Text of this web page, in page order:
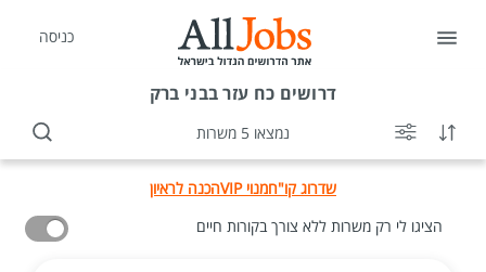
כניסה
דרושים כח עזר בבני ברק
נמצאו 5 משרות
שדרוג קו"חמנוי VIP
הכנה לראיון
הציגו לי רק משרות ללא צורך בקורות חיים